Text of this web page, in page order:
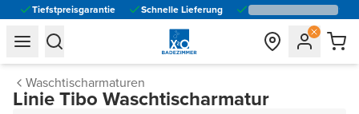
Tiefstpreisgarantie Schnelle Lieferung
general.navigation.toggle_menu.label
general.navigation.toggle_menu.label
Waschtischarmaturen
Linie Tibo Waschtischarmatur